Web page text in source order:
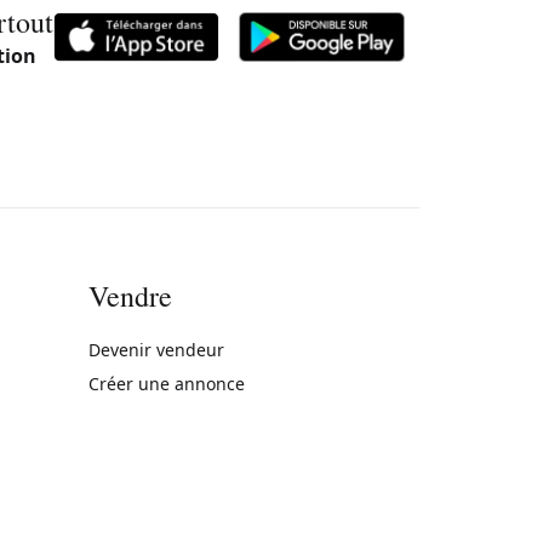
Vendre
Devenir vendeur
Créer une annonce